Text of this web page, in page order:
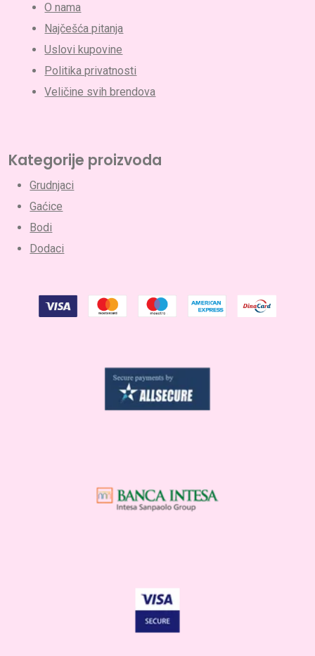
O nama
Najčešća pitanja
Uslovi kupovine
Politika privatnosti
Veličine svih brendova
Kategorije proizvoda
Grudnjaci
Gaćice
Bodi
Dodaci